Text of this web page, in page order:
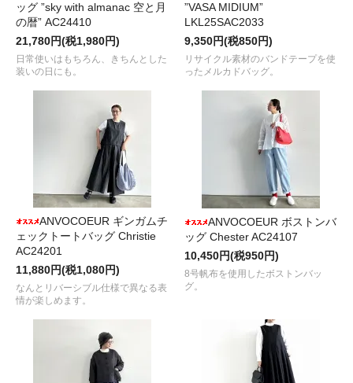
ッグ ”sky with almanac 空と月
の暦” AC24410
21,780円(税1,980円)
日常使いはもちろん、きちんとした
装いの日にも。
”VASA MIDIUM”
LKL25SAC2033
9,350円(税850円)
リサイクル素材のバンドテープを使
ったメルカドバッグ。
ANVOCOEUR ギンガムチ
ェックトートバッグ Christie
AC24201
11,880円(税1,080円)
なんとリバーシブル仕様で異なる表
情が楽しめます。
ANVOCOEUR ボストンバ
ッグ Chester AC24107
10,450円(税950円)
8号帆布を使用したボストンバッ
グ。